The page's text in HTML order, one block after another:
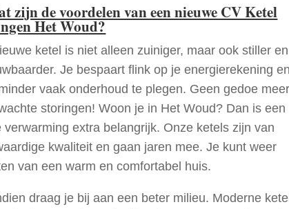
zijn de voordelen van een nieuwe CV Ketel
Het Woud?
ketel is niet alleen zuiniger, maar ook stiller en
Je bespaart flink op je energierekening en
vaak onderhoud te plegen. Geen gedoe
storingen! Woon je in Het Woud? Dan is een
verwarming extra belangrijk. Onze ketels zijn van
kwaliteit en gaan jaren mee. Je kunt weer
van een warm en comfortabel huis.
draag je bij aan een beter milieu. Moderne